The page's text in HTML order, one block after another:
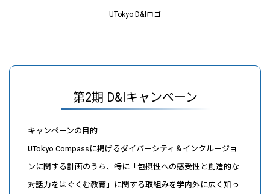
UTokyo D&Iロゴ
第2期 D&Iキャンペーン
キャンペーンの目的
UTokyo Compassに掲げるダイバーシティ＆インクルージョ
ンに関する計画のうち、特に「包摂性への感受性と創造的な
対話力をはぐくむ教育」に関する取組みを学内外に広く知っ